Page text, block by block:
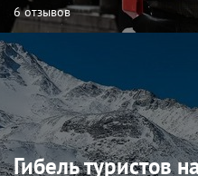
6 отзывов
Гибель туристов